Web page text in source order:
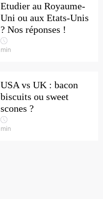
Etudier au Royaume-
Uni ou aux Etats-Unis
? Nos réponses !
min
USA vs UK : bacon
biscuits ou sweet
scones ?
min